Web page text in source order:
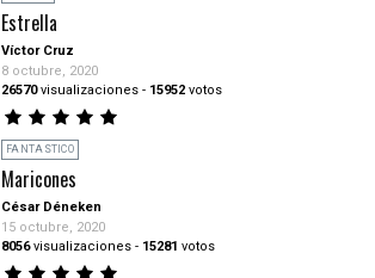
Estrella
Víctor Cruz
8 octubre, 2020
26570visualizaciones - 15952 votos
FANTASTICO
Maricones
César Déneken
15 octubre, 2020
8056visualizaciones - 15281 votos